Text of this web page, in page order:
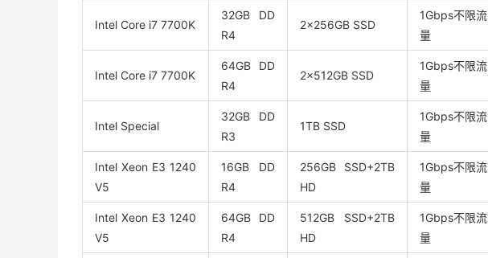
Intel Core i7 7700K
32GB DD
R4
2x256GB SSD
1Gbps不限流
量
Intel Core i7 7700K
64GB DD
R4
2x512GB SSD
1Gbps不限流
量
Intel Special
32GB DD
R3
1TB SSD
1Gbps不限流
量
Intel Xeon E3 1240
V5
16GB DD
R4
256GB SSD+2TB
HD
1Gbps不限流
量
Intel Xeon E3 1240
V5
64GB DD
R4
512GB SSD+2TB
HD
1Gbps不限流
量